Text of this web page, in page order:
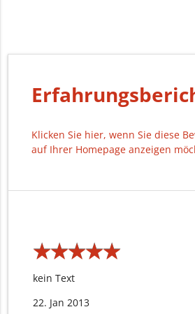
Klicken Sie hier, wenn Sie diese
auf Ihrer Homepage anzeigen
★★★★★
★★★★★
kein Text
22. Jan 2013